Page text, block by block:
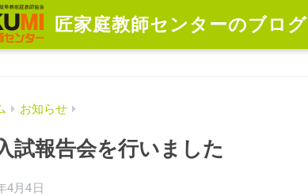
匠家庭教師センターのブログ
お知らせ
試報告会を行いました
4月4日